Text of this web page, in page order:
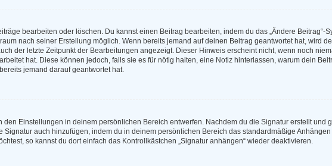
bearbeiten oder löschen. Du kannst einen Beitrag bearbeiten, indem du das „Ändere Beitrag“-
nach seiner Erstellung möglich. Wenn bereits jemand auf deinen Beitrag geantwortet hat, wird
der letzte Zeitpunkt der Bearbeitungen angezeigt. Dieser Hinweis erscheint nicht, wenn noch
hat. Diese können jedoch, falls sie es für nötig halten, eine Notiz hinterlassen, warum dein
jemand darauf geantwortet hat.
Einstellungen in deinem persönlichen Bereich entwerfen. Nachdem du die Signatur erstellt und
auch hinzufügen, indem du in deinem persönlichen Bereich das standardmäßige
so kannst du dort einfach das Kontrollkästchen „Signatur anhängen“ wieder deaktivieren.